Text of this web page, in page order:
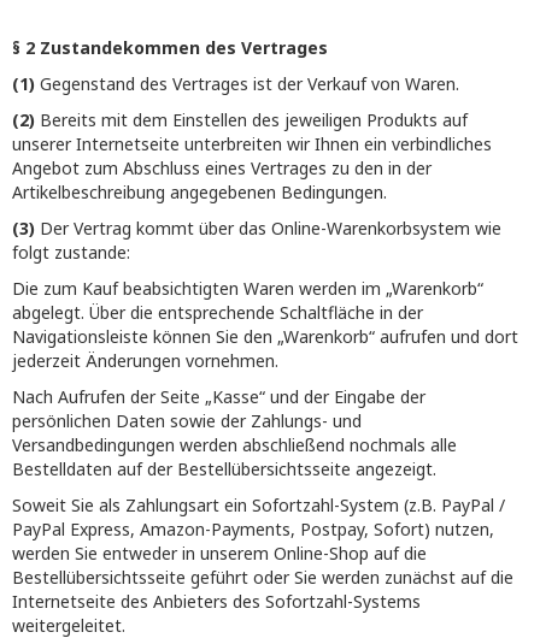
§ 2 Zustandekommen des Vertrages
(1) Gegenstand des Vertrages ist der Verkauf von Waren.
(2) Bereits mit dem Einstellen des jeweiligen Produkts auf
unserer Internetseite unterbreiten wir Ihnen ein verbindliches
Angebot zum Abschluss eines Vertrages zu den in der
Artikelbeschreibung angegebenen Bedingungen.
(3) Der Vertrag kommt über das Online-Warenkorbsystem wie
folgt zustande:
Die zum Kauf beabsichtigten Waren werden im „Warenkorb“
abgelegt. Über die entsprechende Schaltfläche in der
Navigationsleiste können Sie den „Warenkorb“ aufrufen und dort
jederzeit Änderungen vornehmen.
Nach Aufrufen der Seite „Kasse“ und der Eingabe der
persönlichen Daten sowie der Zahlungs- und
Versandbedingungen werden abschließend nochmals alle
Bestelldaten auf der Bestellübersichtsseite angezeigt.
Soweit Sie als Zahlungsart ein Sofortzahl-System (z.B. PayPal /
PayPal Express, Amazon-Payments, Postpay, Sofort) nutzen,
werden Sie entweder in unserem Online-Shop auf die
Bestellübersichtsseite geführt oder Sie werden zunächst auf die
Internetseite des Anbieters des Sofortzahl-Systems
weitergeleitet.